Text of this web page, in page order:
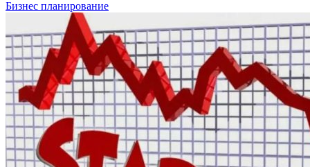
Бизнес планирование